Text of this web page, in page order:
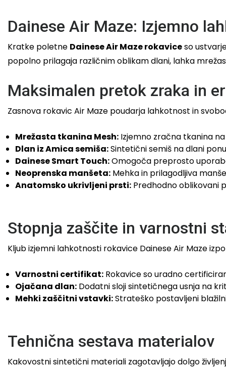
Dainese Air Maze: Izjemno
Kratke poletne Dainese Air Maze rokaviceso
popolno prilagaja različnim oblikam dlani, lahka
Maksimalen pretok zraka in
Zasnova rokavic Air Maze poudarja lahkotnost in
Mrežasta tkanina Mesh: Izjemno zračna tkanina
Dlan iz Amica semiša:Sintetični semiš na dlani
Dainese Smart Touch:Omogoča preprosto
Neoprenska manšeta: Mehka in prilagodljiva
Anatomsko ukrivljeni prsti: Predhodno oblikovani
Stopnja zaščite in varnostni
Kljub izjemni lahkotnosti rokavice Dainese Air Maze
Varnostni certifikat: Rokavice so uradno
Ojačana dlan: Dodatni sloji sintetičnega usnja na
Mehki zaščitni vstavki:Strateško postavljeni
Tehnična sestava materialov
Kakovostni sintetični materiali zagotavljajo dolgo